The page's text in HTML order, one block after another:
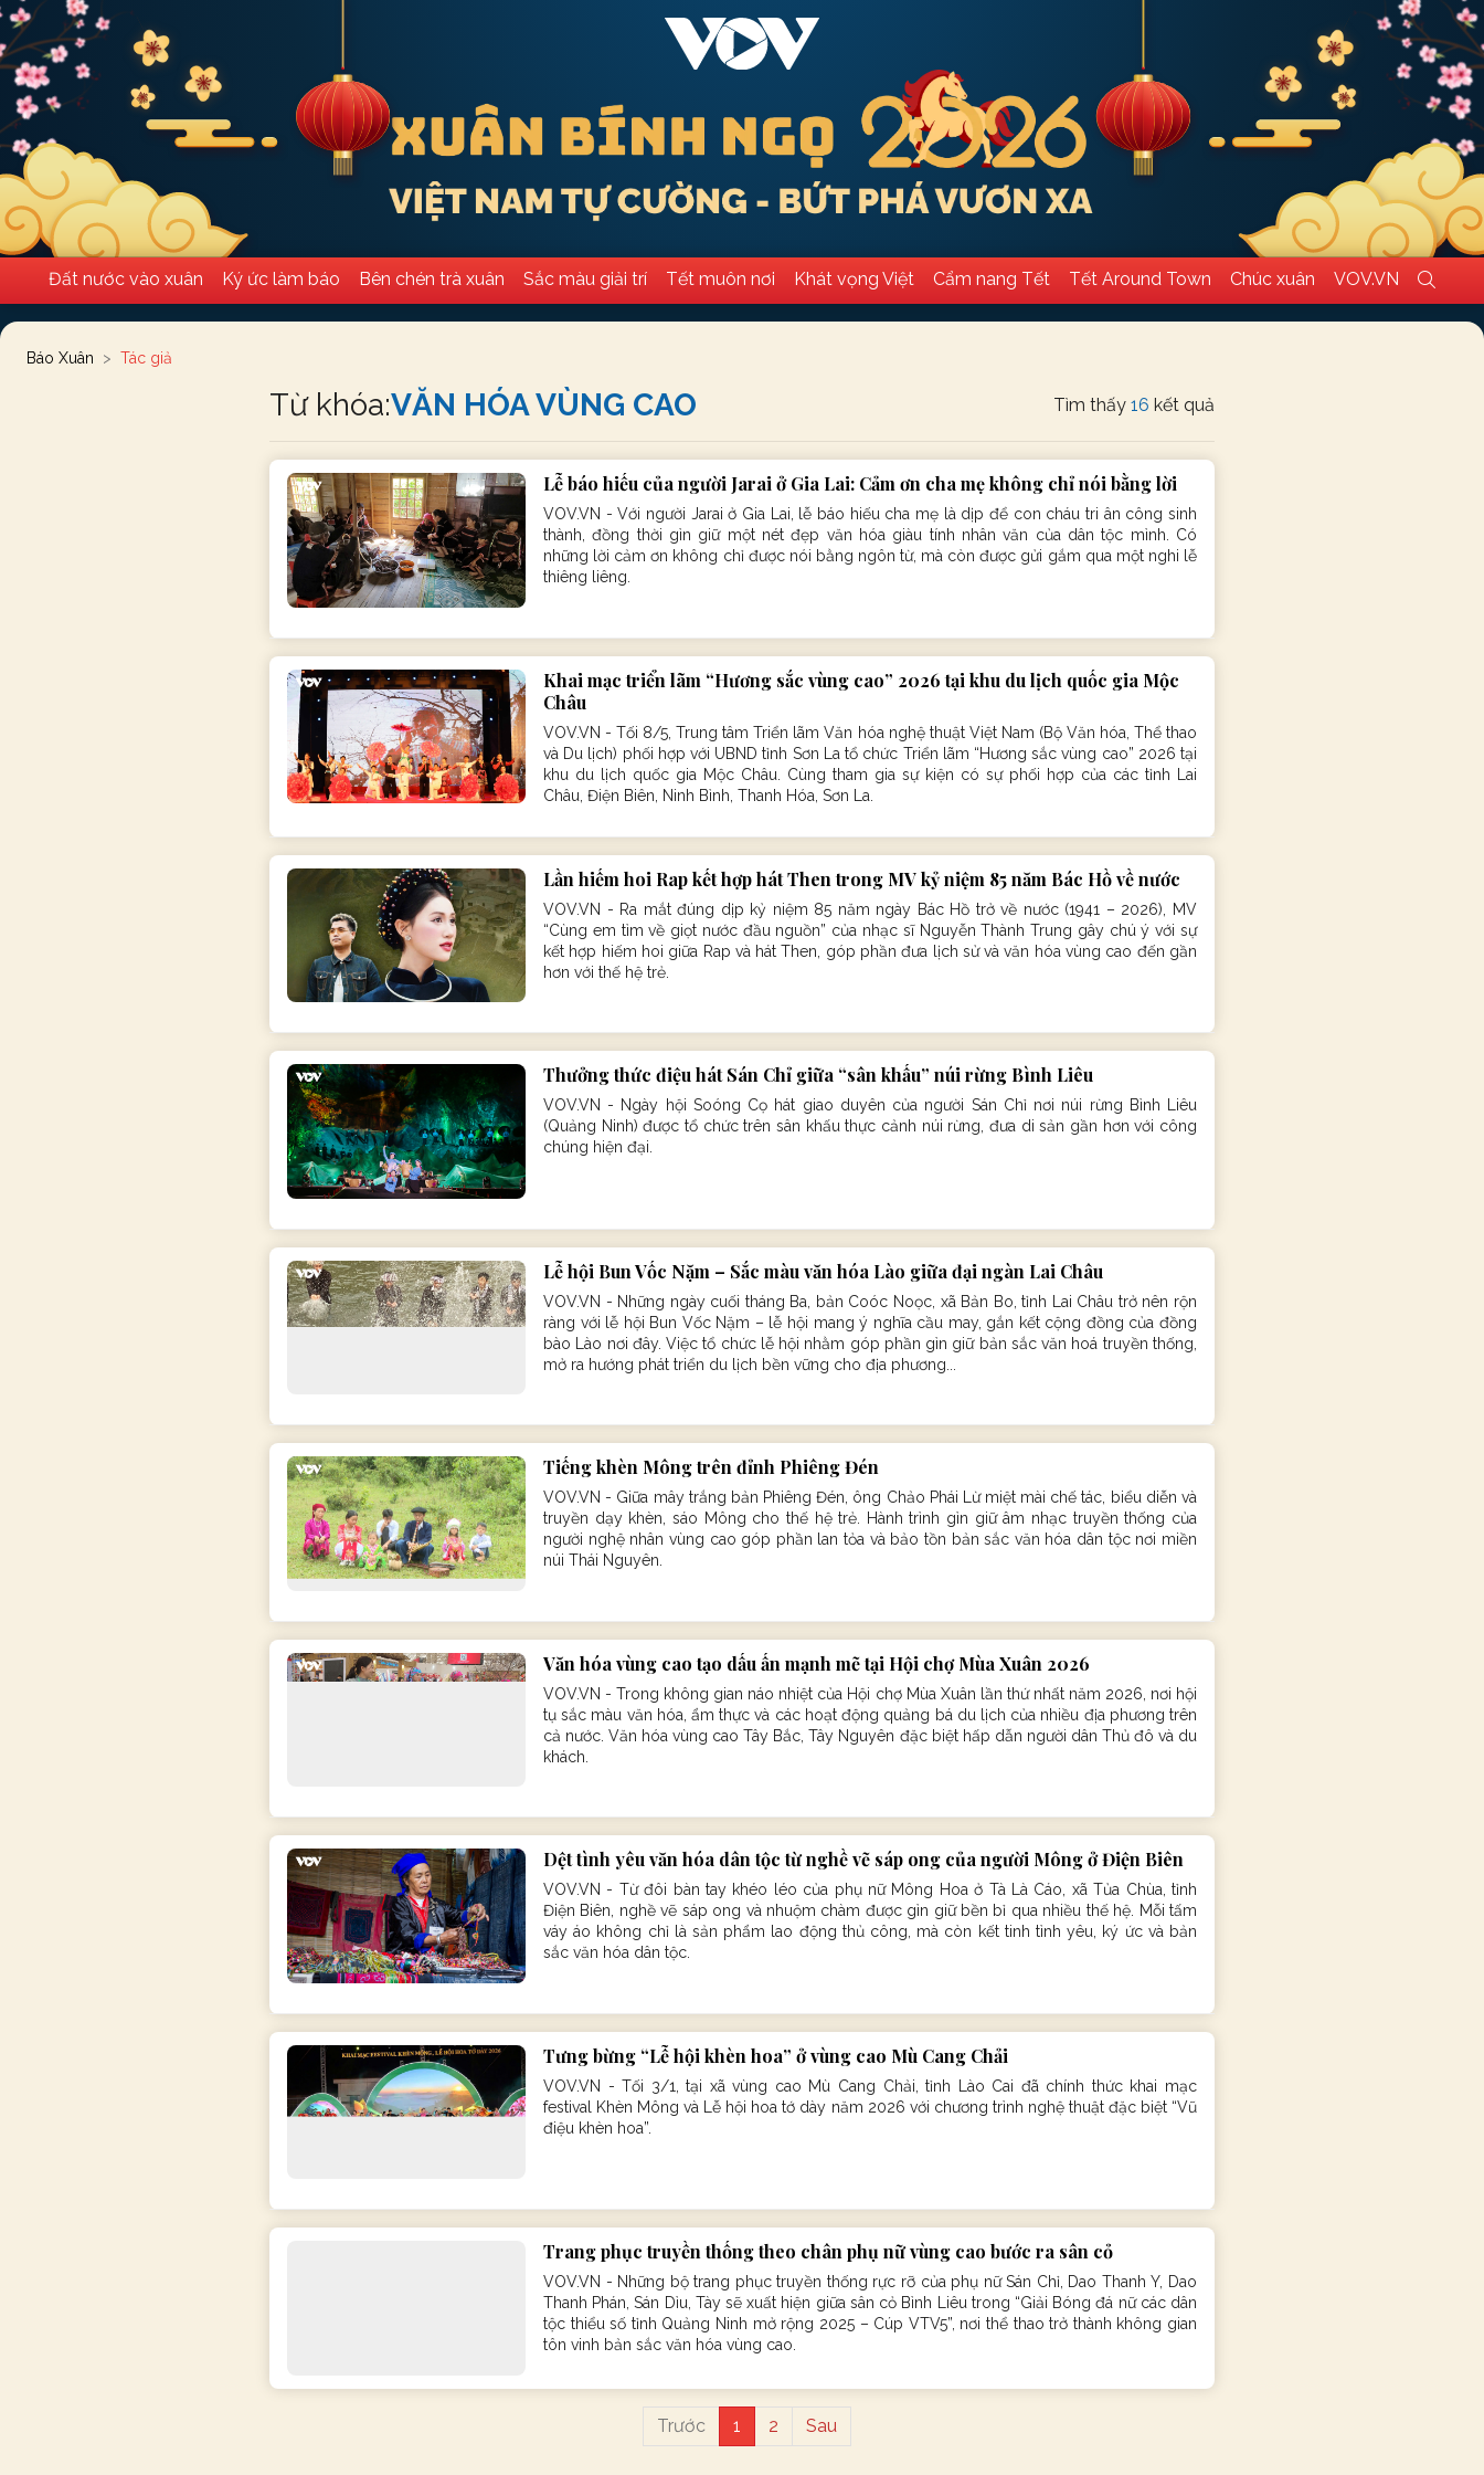
Đất nước vào xuân Ký ức làm báo Bên chén trà xuân Sắc màu giải trí Tết muôn nơi Khát vọng Việt Cẩm nang Tết Tết Around Town Chúc xuân VOV.VN
Báo Xuân Tác giả
Từ khóa:VĂN HÓA VÙNG CAO Tìm thấy 16 kết quả
Lễ báo hiếu của người Jarai ở Gia Lai: Cảm ơn cha mẹ không chỉ nói bằng lời
VOV.VN - Với người Jarai ở Gia Lai, lễ báo hiếu cha mẹ là dịp để con cháu tri ân công sinh
thành, đồng thời gìn giữ một nét đẹp văn hóa giàu tính nhân văn của dân tộc mình. Có
những lời cảm ơn không chỉ được nói bằng ngôn từ, mà còn được gửi gắm qua một nghi lễ
thiêng liêng.
Khai mạc triển lãm “Hương sắc vùng cao” 2026 tại khu du lịch quốc gia Mộc
Châu
VOV.VN - Tối 8/5, Trung tâm Triển lãm Văn hóa nghệ thuật Việt Nam (Bộ Văn hóa, Thể thao
và Du lịch) phối hợp với UBND tỉnh Sơn La tổ chức Triển lãm “Hương sắc vùng cao” 2026 tại
khu du lịch quốc gia Mộc Châu. Cùng tham gia sự kiện có sự phối hợp của các tỉnh Lai
Châu, Điện Biên, Ninh Bình, Thanh Hóa, Sơn La.
Lần hiếm hoi Rap kết hợp hát Then trong MV kỷ niệm 85 năm Bác Hồ về nước
VOV.VN - Ra mắt đúng dịp kỷ niệm 85 năm ngày Bác Hồ trở về nước (1941 – 2026), MV
“Cùng em tìm về giọt nước đầu nguồn” của nhạc sĩ Nguyễn Thành Trung gây chú ý với sự
kết hợp hiếm hoi giữa Rap và hát Then, góp phần đưa lịch sử và văn hóa vùng cao đến gần
hơn với thế hệ trẻ.
Thưởng thức điệu hát Sán Chỉ giữa “sân khấu” núi rừng Bình Liêu
VOV.VN - Ngày hội Soóng Cọ hát giao duyên của người Sán Chỉ nơi núi rừng Bình Liêu
(Quảng Ninh) được tổ chức trên sân khấu thực cảnh núi rừng, đưa di sản gần hơn với công
chúng hiện đại.
Lễ hội Bun Vốc Nặm – Sắc màu văn hóa Lào giữa đại ngàn Lai Châu
VOV.VN - Những ngày cuối tháng Ba, bản Coóc Noọc, xã Bản Bo, tỉnh Lai Châu trở nên rộn
ràng với lễ hội Bun Vốc Nặm – lễ hội mang ý nghĩa cầu may, gắn kết cộng đồng của đồng
bào Lào nơi đây. Việc tổ chức lễ hội nhằm góp phần gìn giữ bản sắc văn hoá truyền thống,
mở ra hướng phát triển du lịch bền vững cho địa phương...
Tiếng khèn Mông trên đỉnh Phiêng Đén
VOV.VN - Giữa mây trắng bản Phiêng Đén, ông Chảo Phái Lừ miệt mài chế tác, biểu diễn và
truyền dạy khèn, sáo Mông cho thế hệ trẻ. Hành trình gìn giữ âm nhạc truyền thống của
người nghệ nhân vùng cao góp phần lan tỏa và bảo tồn bản sắc văn hóa dân tộc nơi miền
núi Thái Nguyên.
Văn hóa vùng cao tạo dấu ấn mạnh mẽ tại Hội chợ Mùa Xuân 2026
VOV.VN - Trong không gian náo nhiệt của Hội chợ Mùa Xuân lần thứ nhất năm 2026, nơi hội
tụ sắc màu văn hóa, ẩm thực và các hoạt động quảng bá du lịch của nhiều địa phương trên
cả nước. Văn hóa vùng cao Tây Bắc, Tây Nguyên đặc biệt hấp dẫn người dân Thủ đô và du
khách.
Dệt tình yêu văn hóa dân tộc từ nghề vẽ sáp ong của người Mông ở Điện Biên
VOV.VN - Từ đôi bàn tay khéo léo của phụ nữ Mông Hoa ở Tà Là Cáo, xã Tủa Chùa, tỉnh
Điện Biên, nghề vẽ sáp ong và nhuộm chàm được gìn giữ bền bỉ qua nhiều thế hệ. Mỗi tấm
váy áo không chỉ là sản phẩm lao động thủ công, mà còn kết tinh tình yêu, ký ức và bản
sắc văn hóa dân tộc.
Tưng bừng “Lễ hội khèn hoa” ở vùng cao Mù Cang Chải
VOV.VN - Tối 3/1, tại xã vùng cao Mù Cang Chải, tỉnh Lào Cai đã chính thức khai mạc
festival Khèn Mông và Lễ hội hoa tớ dày năm 2026 với chương trình nghệ thuật đặc biệt “Vũ
điệu khèn hoa”.
Trang phục truyền thống theo chân phụ nữ vùng cao bước ra sân cỏ
VOV.VN - Những bộ trang phục truyền thống rực rỡ của phụ nữ Sán Chỉ, Dao Thanh Y, Dao
Thanh Phán, Sán Dìu, Tày sẽ xuất hiện giữa sân cỏ Bình Liêu trong “Giải Bóng đá nữ các dân
tộc thiểu số tỉnh Quảng Ninh mở rộng 2025 – Cúp VTV5”, nơi thể thao trở thành không gian
tôn vinh bản sắc văn hóa vùng cao.
Trước 1 2 Sau